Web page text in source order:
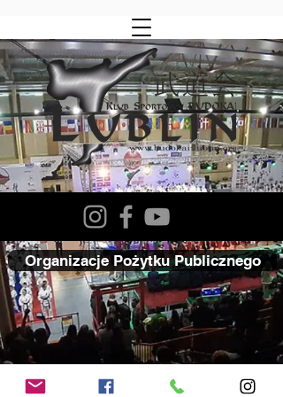
Organizacje Pożytku Publicznego